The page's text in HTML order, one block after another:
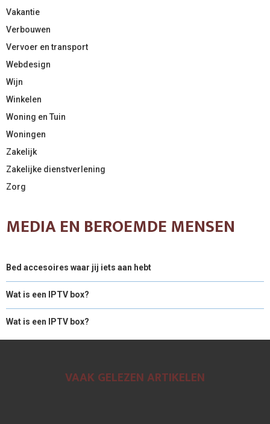
Vakantie
Verbouwen
Vervoer en transport
Webdesign
Wijn
Winkelen
Woning en Tuin
Woningen
Zakelijk
Zakelijke dienstverlening
Zorg
MEDIA EN BEROEMDE MENSEN
Bed accesoires waar jij iets aan hebt
Wat is een IPTV box?
Wat is een IPTV box?
VAAK GELEZEN ARTIKELEN